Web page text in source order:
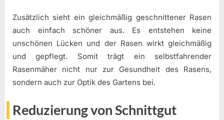
Zusätzlich sieht ein gleichmäßig geschnittener Rasen
auch einfach schöner aus. Es entstehen keine
unschönen Lücken und der Rasen wirkt gleichmäßig
und gepflegt. Somit trägt ein selbstfahrender
Rasenmäher nicht nur zur Gesundheit des Rasens,
sondern auch zur Optik des Gartens bei.
Reduzierung von Schnittgut